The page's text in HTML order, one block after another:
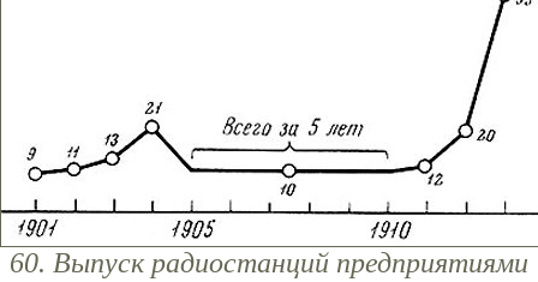
60. Выпуск радиостанций предприятиями